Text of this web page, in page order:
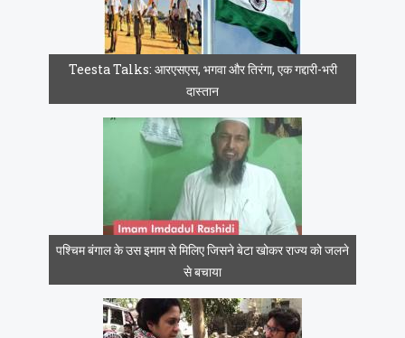
Teesta Talks: आरएसएस, भगवा और तिरंगा, एक गद्दारी-भरी
दास्तान
पश्चिम बंगाल के उस इमाम से मिलिए जिसने बेटा खोकर राज्य को जलने
से बचाया